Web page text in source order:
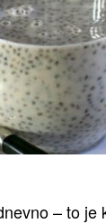
– to je